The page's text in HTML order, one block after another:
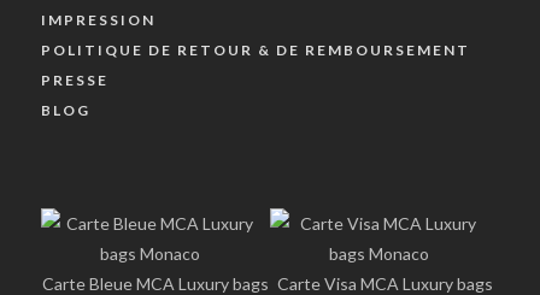
IMPRESSION
POLITIQUE DE RETOUR & DE REMBOURSEMENT
PRESSE
BLOG
Carte Bleue MCA Luxury bags Carte Visa MCA Luxury bags